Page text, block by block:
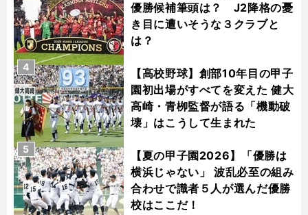
優勝候補筆頭は？ J2降格の憂
き目に遭いそうな３クラブと
は？
【高校野球】創部10年目の甲子
園初出場がすべてを変えた 健大
高崎・青栁監督が語る「機動破
壊」はこうして生まれた
4
【夏の甲子園2026】「優勝は
横浜じゃない」 波乱必至の組み
合わせで識者５人が選んだ優勝
校はここだ！
5